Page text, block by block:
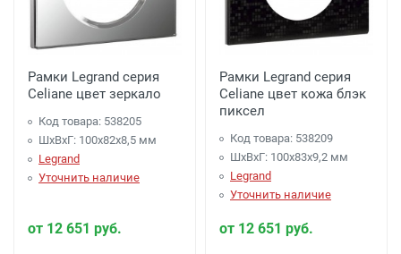
Рамки Legrand серия
Celiane цвет зеркало
Код товара: 538205
ШхВхГ: 100x82x8,5 мм
Legrand
Уточнить наличие
от 12 651 руб.
Рамки Legrand серия
Celiane цвет кожа блэк
пиксел
Код товара: 538209
ШхВхГ: 100x83x9,2 мм
Legrand
Уточнить наличие
от 12 651 руб.